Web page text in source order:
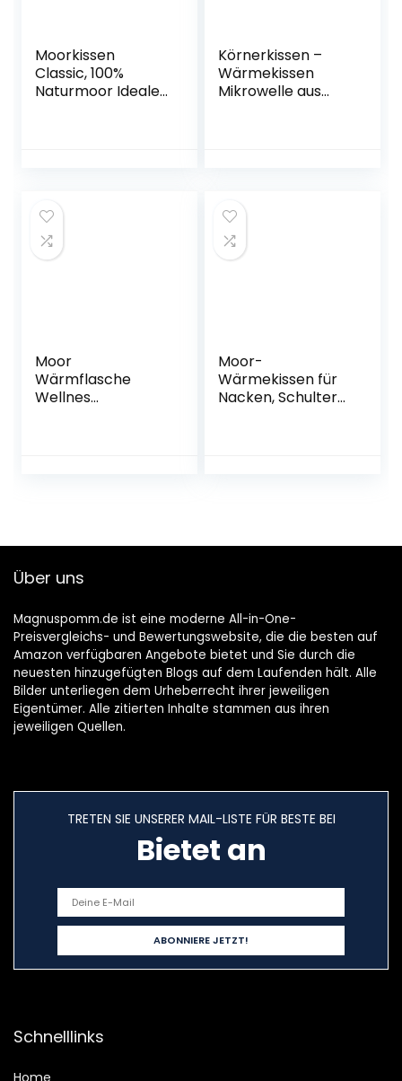
Moorkissen
Classic, 100%
Naturmoor Ideales
Körnerkissen –
Wärmekissen
Mikrowelle aus
und Schulter –
Tolles Geschenk –
Violett
Moor
Wärmflasche
Wellnes
Moor-
Wärmekissen für
Nacken, Schulter
Über uns
Magnuspomm.de ist eine moderne All-in-One-
Preisvergleichs- und Bewertungswebsite, die die besten auf
Amazon verfügbaren Angebote bietet und Sie durch die
neuesten hinzugefügten Blogs auf dem Laufenden hält. Alle
Bilder unterliegen dem Urheberrecht ihrer jeweiligen
Eigentümer. Alle zitierten Inhalte stammen aus ihren
jeweiligen Quellen.
TRETEN SIE UNSERER MAIL-LISTE FÜR BESTE BEI
Bietet an
Schnelllinks